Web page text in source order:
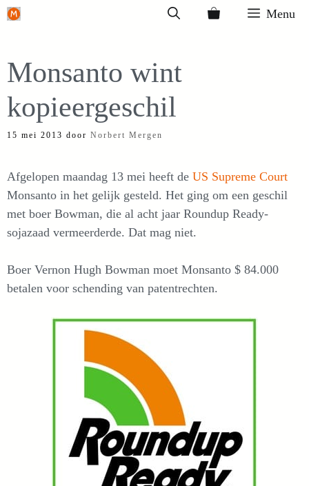
Ga
inhoud
Menu
Monsanto wint
kopieergeschil
15 mei 2013 door Norbert Mergen
Afgelopen maandag 13 mei heeft de US Supreme Court
Monsanto in het gelijk gesteld. Het ging om een geschil
met boer Bowman, die al acht jaar Roundup Ready-
sojazaad vermeerderde. Dat mag niet.
Boer Vernon Hugh Bowman moet Monsanto $ 84.000
betalen voor schending van patentrechten.